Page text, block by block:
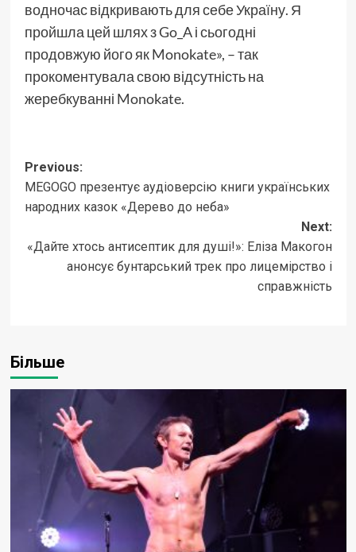
водночас відкривають для себе Україну. Я
пройшла цей шлях з Go_A і сьогодні
продовжую його як Monokate», – так
прокоментувала свою відсутність на
жеребкуванні Monokate.
Post
navigation
Previous:
MEGOGO презентує аудіоверсію книги українських
народних казок «Дерево до неба»
Next:
«Дайте хтось антисептик для душі!»: Еліза Макогон
анонсує бунтарський трек про лицемірство і
справжність
Більше